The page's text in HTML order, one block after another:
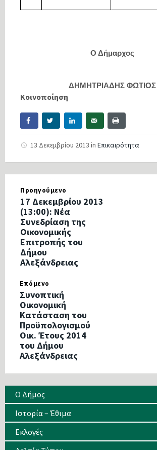
Ο Δήμαρχος
ΔΗΜΗΤΡΙΑΔΗΣ ΦΩΤΙΟΣ
Κοινοποίηση
13 Δεκεμβρίου 2013 in Επικαιρότητα
Προηγούμενο
17 Δεκεμβρίου 2013
(13:00): Νέα
Συνεδρίαση της
Οικονομικής
Επιτροπής του
Δήμου
Αλεξάνδρειας
Επόμενο
Συνοπτική
Οικονομική
Κατάσταση του
Προϋπολογισμού
Οικ. Έτους 2014
του Δήμου
Αλεξάνδρειας
Ο Δήμος
Ιστορία – Έθιμα
Eκλογές